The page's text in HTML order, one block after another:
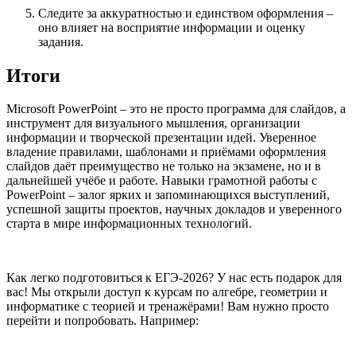
Следите за аккуратностью и единством оформления –
оно влияет на восприятие информации и оценку
задания.
Итоги
Microsoft PowerPoint – это не просто программа для слайдов, а
инструмент для визуального мышления, организации
информации и творческой презентации идей. Уверенное
владение правилами, шаблонами и приёмами оформления
слайдов даёт преимущество не только на экзамене, но и в
дальнейшей учёбе и работе. Навыки грамотной работы с
PowerPoint – залог ярких и запоминающихся выступлений,
успешной защиты проектов, научных докладов и уверенного
старта в мире информационных технологий.
Как легко подготовиться к ЕГЭ-2026? У нас есть подарок для
вас! Мы открыли доступ к курсам по алгебре, геометрии и
информатике с теорией и тренажёрами! Вам нужно просто
перейти и попробовать. Например: